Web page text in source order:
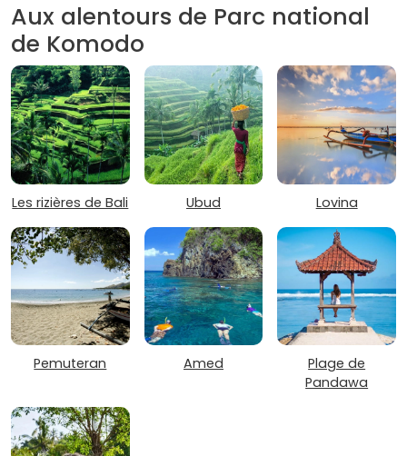
Aux alentours de Parc national
de Komodo
Les rizières de Bali Ubud Lovina
Pemuteran Amed
Plage de
Pandawa